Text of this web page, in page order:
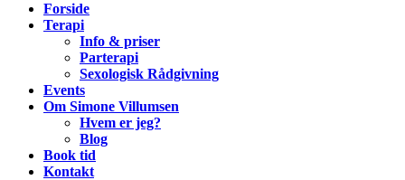
Forside
Terapi
Info & priser
Parterapi
Sexologisk Rådgivning
Events
Om Simone Villumsen
Hvem er jeg?
Blog
Book tid
Kontakt